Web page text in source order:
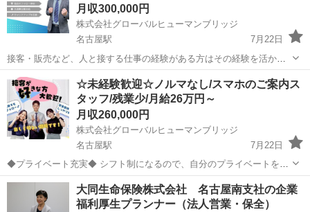
月収300,000円
株式会社グローバルヒューマンブリッジ
名古屋駅
7月22日
接客・販売など、人と接する仕事の経験がある方はその経験を活かせ
ます！ 「営業に挑戦したい」「手に職をつけたい」そんな方にぴった
りの環境です！ 【未経験から安心してスタート】 ・入社後6か月間の
研修あり ・座学研修...
愛知 名古屋市 名古屋駅
☆未経験歓迎☆ノルマなし/スマホのご案内ス
タッフ/残業少/月給26万円～
月収260,000円
株式会社グローバルヒューマンブリッジ
名古屋駅
7月22日
◆プライベート充実◆ シフト制になるので、自分のプライベートをし
っかり充実させられる。 もちろん公休と有給を合わせて連休取得も
OK！ 有給も取りやすい環境です！ ◎スマホの受付業務◎ ・MNP（乗
り換え）・新規...
愛知 名古屋市 名古屋駅 販売 未経験
大同生命保険株式会社 名古屋南支社の企業
福利厚生プランナー（法人営業・保全）